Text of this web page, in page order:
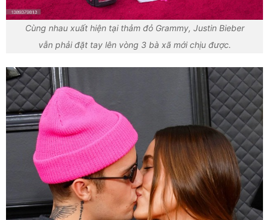
Cùng nhau xuất hiện tại thảm đỏ Grammy, Justin Bieber
vẫn phải đặt tay lên vòng 3 bà xã mới chịu được.